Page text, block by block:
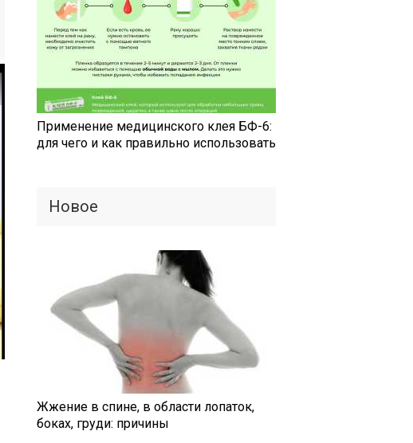
Применение медицинского клея БФ-6:
для чего и как правильно использовать
Новое
Жжение в спине, в области лопаток,
боках, груди: причины